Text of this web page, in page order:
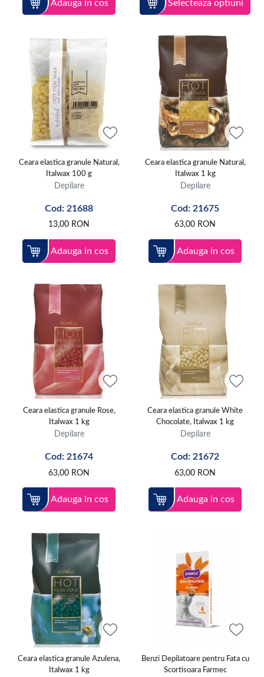
Adauga in cos Selecteaza optiuni
Ceara elastica granule Natural,
Italwax 100 g
Depilare
Cod: 21688
13,00 RON
Adauga in cos
Ceara elastica granule Natural,
Italwax 1 kg
Depilare
Cod: 21675
63,00 RON
Adauga in cos
Ceara elastica granule Rose,
Italwax 1 kg
Depilare
Cod: 21674
63,00 RON
Adauga in cos
Ceara elastica granule White
Chocolate, Italwax 1 kg
Depilare
Cod: 21672
63,00 RON
Adauga in cos
Ceara elastica granule Azulena,
Italwax 1 kg
Benzi Depilatoare pentru Fata cu
Scortisoara Farmec